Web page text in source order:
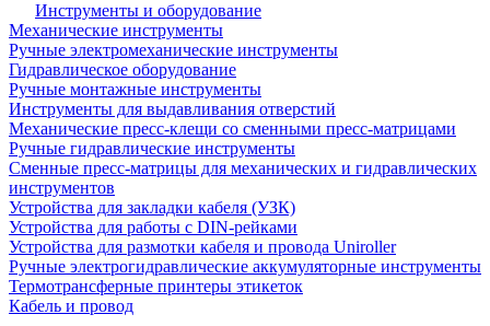
Инструменты и оборудование
Механические инструменты
Ручные электромеханические инструменты
Гидравлическое оборудование
Ручные монтажные инструменты
Инструменты для выдавливания отверстий
Механические пресс-клещи со сменными пресс-матрицами
Ручные гидравлические инструменты
Сменные пресс-матрицы для механических и гидравлических
инструментов
Устройства для закладки кабеля (УЗК)
Устройства для работы с DIN-рейками
Устройства для размотки кабеля и провода Uniroller
Ручные электрогидравлические аккумуляторные инструменты
Термотрансферные принтеры этикеток
Кабель и провод